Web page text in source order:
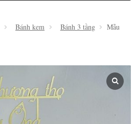
Bánh kem Bánh 3 tầng
Mẫu